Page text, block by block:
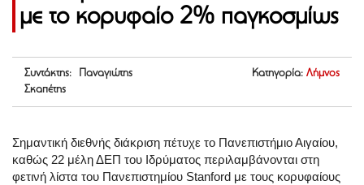
με το κορυφαίο 2% παγκοσμίως
Συντάκτης: Παναγιώτης
Σκαπέτης
Κατηγορία: Λήμνος
Σημαντική διεθνής διάκριση πέτυχε το Πανεπιστήμιο Αιγαίου,
καθώς 22 μέλη ΔΕΠ του Ιδρύματος περιλαμβάνονται στη
φετινή λίστα του Πανεπιστημίου Stanford με τους κορυφαίους